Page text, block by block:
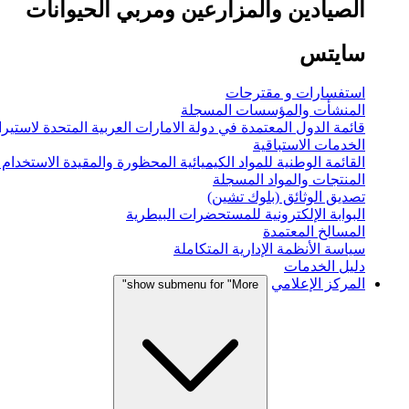
الصيادين والمزارعين ومربي الحيوانات
سايتس
استفسارات و مقترحات
المنشأت والمؤسسات المسجلة
قائمة الدول المعتمدة في دولة الامارات العربية المتحدة
الخدمات الاستباقية
القائمة الوطنية للمواد الكيميائية المحظورة والمقيدة
المنتجات والمواد المسجلة
تصديق الوثائق (بلوك تشين)
البوابة الإلكترونية للمستحضرات البيطرية
المسالخ المعتمدة
سياسة الأنظمة الإدارية المتكاملة
دليل الخدمات
المركز الإعلامي
show submenu for "More"